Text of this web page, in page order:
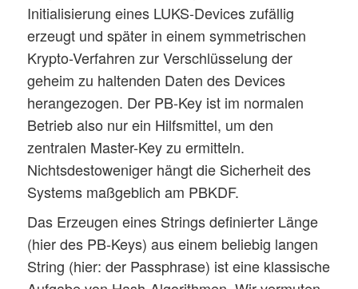
Initialisierung eines LUKS-Devices zufällig
erzeugt und später in einem symmetrischen
Krypto-Verfahren zur Verschlüsselung der
geheim zu haltenden Daten des Devices
herangezogen. Der PB-Key ist im normalen
Betrieb also nur ein Hilfsmittel, um den
zentralen Master-Key zu ermitteln.
Nichtsdestoweniger hängt die Sicherheit des
Systems maßgeblich am PBKDF.
Das Erzeugen eines Strings definierter Länge
(hier des PB-Keys) aus einem beliebig langen
String (hier: der Passphrase) ist eine klassische